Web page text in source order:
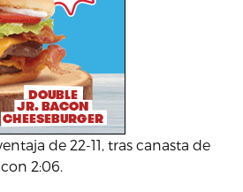
de 22-11, tras canasta de
2:06.